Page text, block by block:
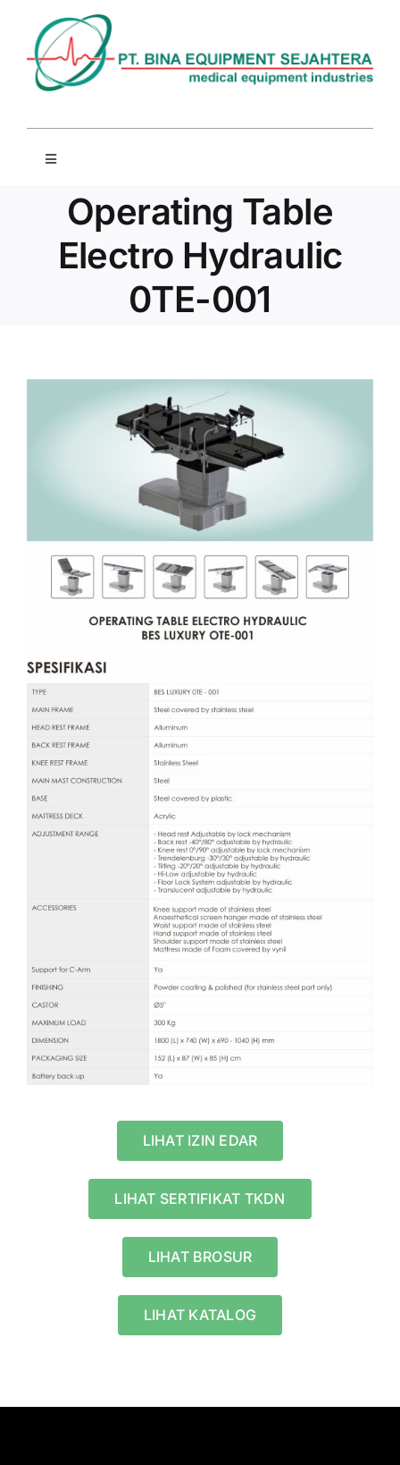
content
Toggle
Beranda
Profil
Operating Table
Electro Hydraulic
0TE-001
LIHAT IZIN EDAR
LIHAT SERTIFIKAT TKDN
LIHAT BROSUR
LIHAT KATALOG